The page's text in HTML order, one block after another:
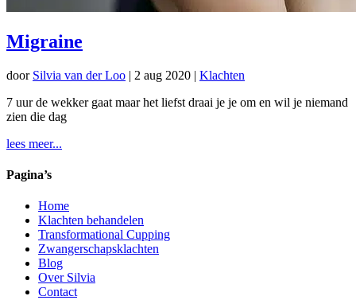
Migraine
door Silvia van der Loo | 2 aug 2020 | Klachten
7 uur de wekker gaat maar het liefst draai je je om en wil je niemand
zien die dag
lees meer...
Pagina’s
Home
Klachten behandelen
Transformational Cupping
Zwangerschapsklachten
Blog
Over Silvia
Contact